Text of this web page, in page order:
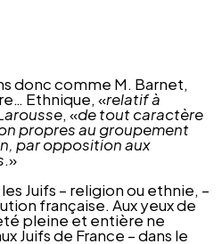
donc comme M. Barnet,
Ethnique, «relatif à
, «de tout caractère
propres au groupement
par opposition aux
.»
Juifs – religion ou ethnie, –
française. Aux yeux de
pleine et entière ne
Juifs de France – dans le